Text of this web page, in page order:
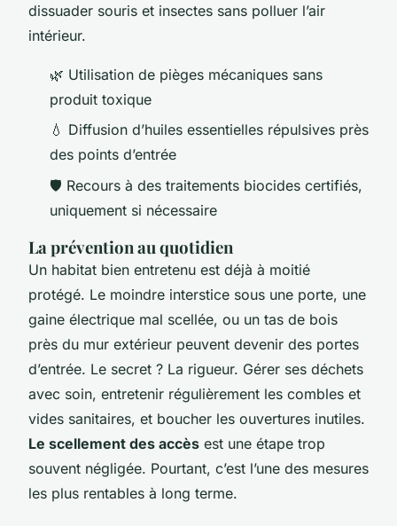
dissuader souris et insectes sans polluer l’air
intérieur.
🌿 Utilisation de pièges mécaniques sans
produit toxique
💧 Diffusion d’huiles essentielles répulsives près
des points d’entrée
🛡️ Recours à des traitements biocides certifiés,
uniquement si nécessaire
La prévention au quotidien
Un habitat bien entretenu est déjà à moitié
protégé. Le moindre interstice sous une porte, une
gaine électrique mal scellée, ou un tas de bois
près du mur extérieur peuvent devenir des portes
d’entrée. Le secret ? La rigueur. Gérer ses déchets
avec soin, entretenir régulièrement les combles et
vides sanitaires, et boucher les ouvertures inutiles.
Le scellement des accès est une étape trop
souvent négligée. Pourtant, c’est l’une des mesures
les plus rentables à long terme.